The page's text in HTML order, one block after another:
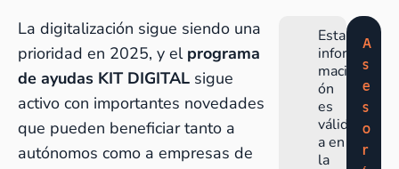
La digitalización sigue siendo una
prioridad en 2025, y el programa
de ayudas KIT DIGITAL sigue
activo con importantes novedades
que pueden beneficiar tanto a
autónomos como a empresas de
Esta
infor
maci
ón
es
válid
a en
la
A
s
e
s
o
r